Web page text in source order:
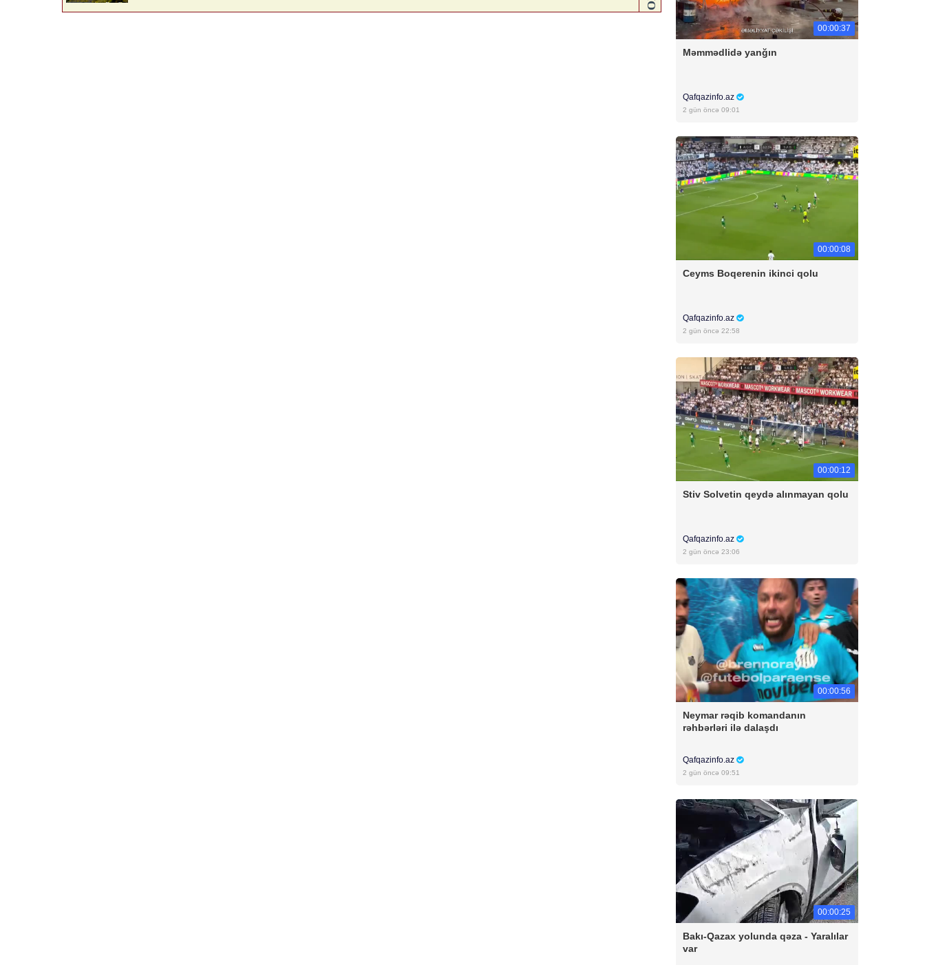
00:00:37
Məmmədlidə yanğın
Qafqazinfo.az
2 gün öncə 09:01
00:00:08
Ceyms Boqerenin ikinci qolu
Qafqazinfo.az
2 gün öncə 22:58
00:00:12
Stiv Solvetin qeydə alınmayan qolu
Qafqazinfo.az
2 gün öncə 23:06
00:00:56
Neymar rəqib komandanın
rəhbərləri ilə dalaşdı
Qafqazinfo.az
2 gün öncə 09:51
00:00:25
Bakı-Qazax yolunda qəza - Yaralılar
var